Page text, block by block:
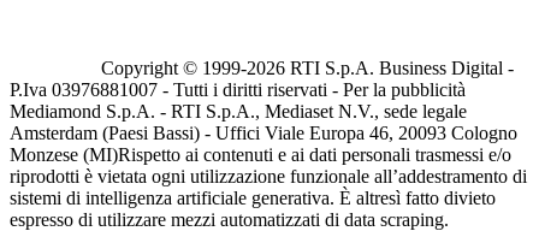
Copyright © 1999-2026 RTI S.p.A. Business Digital -
P.Iva 03976881007 - Tutti i diritti riservati - Per la pubblicità
Mediamond S.p.A. - RTI S.p.A., Mediaset N.V., sede legale
Amsterdam (Paesi Bassi) - Uffici Viale Europa 46, 20093 Cologno
Monzese (MI)Rispetto ai contenuti e ai dati personali trasmessi e/o
riprodotti è vietata ogni utilizzazione funzionale all’addestramento di
sistemi di intelligenza artificiale generativa. È altresì fatto divieto
espresso di utilizzare mezzi automatizzati di data scraping.